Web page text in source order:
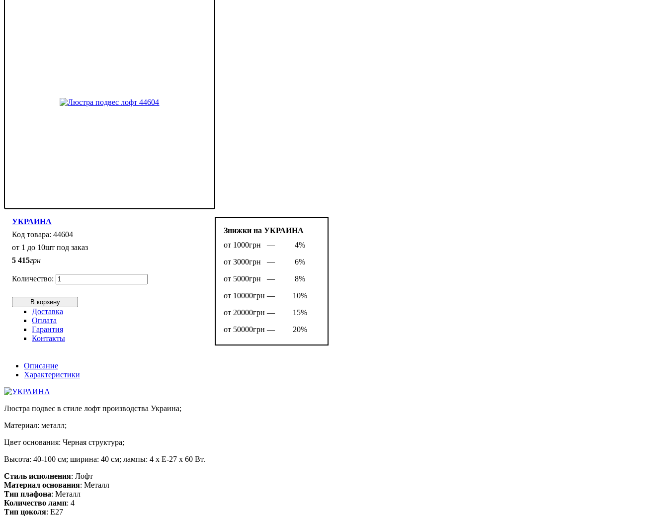
Знижки на УКРАИНА
от 1000грн —
4%
от 3000грн —
6%
от 5000грн —
8%
от 10000грн —
10%
от 20000грн —
15%
от 50000грн —
20%
УКРАИНА
44604
от 1 до 10шт под заказ
5 415грн
В корзину
Доставка
Оплата
Гарантия
Контакты
Описание
Характеристики
Люстра подвес в стиле лофт производства Украина;
Материал: металл;
Цвет основания: Черная структура;
Высота: 40-100 см; ширина: 40 см; лампы: 4 х Е-27 х 60 Вт.
Стиль исполнения: Лофт
Материал основания: Металл
Тип плафона: Металл
Количество ламп: 4
Тип цоколя: E27